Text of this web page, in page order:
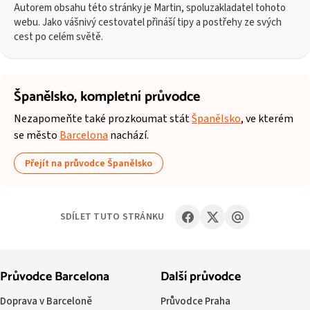
Autorem obsahu této stránky je Martin, spoluzakladatel tohoto
webu. Jako vášnivý cestovatel přináší tipy a postřehy ze svých
cest po celém světě.
Španělsko,kompletní průvodce
Nezapomeňte také prozkoumat státŠpanělsko, ve kterém
se městoBarcelonanachází.
Přejít na průvodce Španělsko
SDÍLET TUTO STRÁNKU
Průvodce Barcelona
Doprava v Barceloně
Další průvodce
Průvodce Praha